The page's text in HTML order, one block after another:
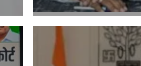
Amit Lekh